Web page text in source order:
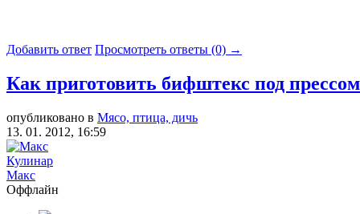
Добавить ответ Просмотреть ответы (0) →
Как приготовить бифштекс под
опубликовано в Мясо, птица, дичь
13. 01. 2012, 16:59
Кулинар
Макс
Оффлайн